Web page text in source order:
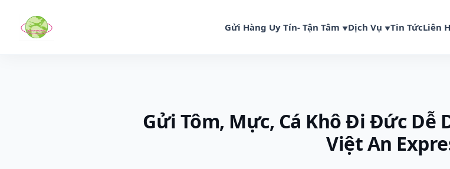
Gửi Hàng Uy Tín- Tận Tâm Dịch Vụ Tin TứcLiên
Gửi Tôm, Mực, Cá Khô Đi Đức Dễ
Việt An